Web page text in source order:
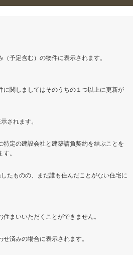
予定含む）の物件に表示されます。
に関しましてはそのうちの１つ以上に更新が
されます。
定の建設会社と建築請負契約を結ぶことを
。
たものの、まだ誰も住んだことがない住宅に
まいいただくことができません。
済みの場合に表示されます。